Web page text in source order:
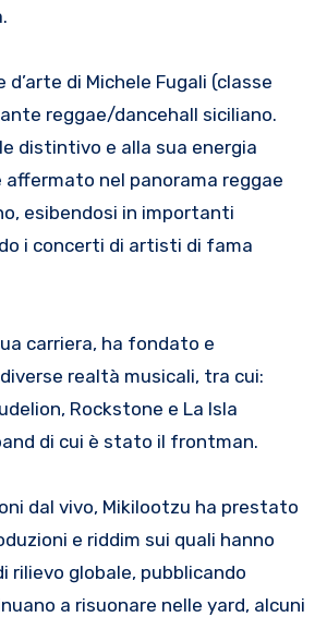
d’arte di Michele Fugali (classe
reggae/dancehall siciliano.
distintivo e alla sua energia
nel panorama reggae
esibendosi in importanti
i concerti di artisti di fama
carriera, ha fondato e
realtà musicali, tra cui:
Rockstone e La Isla
di cui è stato il frontman.
dal vivo, Mikilootzu ha prestato
e riddim sui quali hanno
globale, pubblicando
a risuonare nelle yard, alcuni